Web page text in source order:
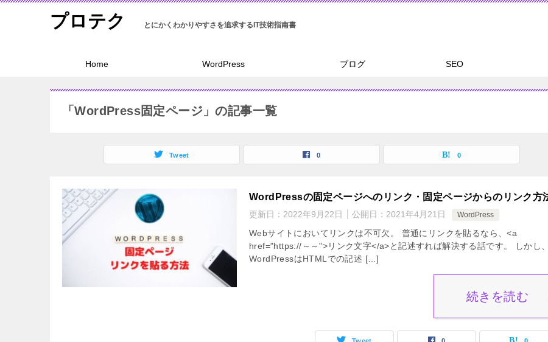
プロテク
Home WordPress ブログ SEO
「WordPress固定ページ」の記事一覧
Tweet 0 0
WordPressの固定ページへのリンク・固定ページからのリンク方
更新日： 2022年9月22日 公開日： 2021年4月21日 WordPress
Webサイトにおいてリンクは不可欠。 普通にリンクを貼るなら、<a
href="https://～～">リンク文字</a>と記述すれば解決する話です。 しかし、
WordPressはHTMLでの記述 […]
続きを読む